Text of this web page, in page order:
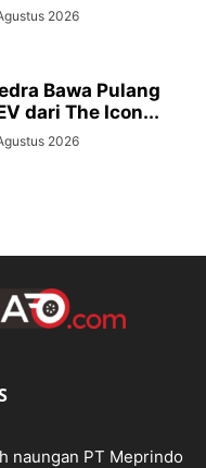
2026
Bawa Pulang
dari The Icon...
2026
naungan PT Meprindo